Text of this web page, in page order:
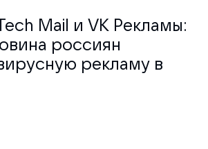
Mail и VK Рекламы:
россиян
рекламу в